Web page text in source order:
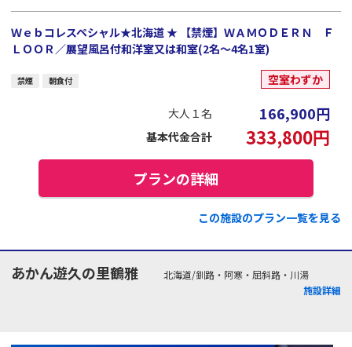
Ｗｅｂコレスペシャル★北海道 ★ 【禁煙】ＷＡＭＯＤＥＲＮ Ｆ
ＬＯＯＲ／展望風呂付和洋室又は和室(2名～4名1室)
禁煙 朝食付 空室わずか
大人１名 166,900円
基本代金合計 333,800円
プランの詳細
この施設のプラン一覧を見る
あかん遊久の里鶴雅
北海道/釧路・阿寒・屈斜路・川湯
施設詳細